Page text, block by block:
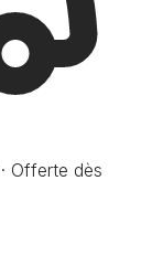
Offerte dès